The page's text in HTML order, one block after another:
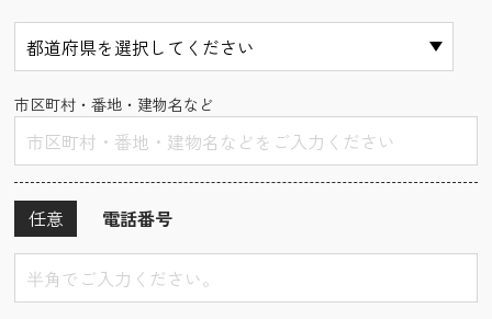
市区町村・番地・建物名など
電話番号
任意